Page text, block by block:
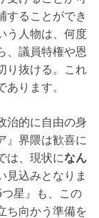
することができ
う人物は、何度
、議員特権や恩
り抜ける。これ
ります。
治的に自由の身
』界隈は歓喜に
は、現状になん
見込みとなりま
星』も、この
ち向かう準備を